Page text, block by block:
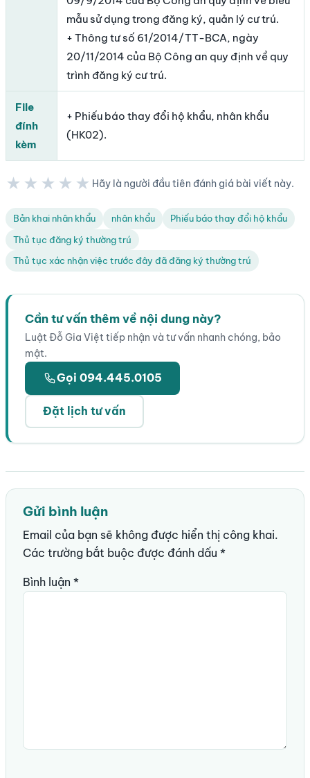
mẫu sử dụng trong đăng ký, quản lý cư trú.
+ Thông tư số 61/2014/TT-BCA, ngày
20/11/2014 của Bộ Công an quy định về quy
trình đăng ký cư trú.
File
đính
kèm
+ Phiếu báo thay đổi hộ khẩu, nhân khẩu
(HK02).
★★★★★ Hãy là người đầu tiên đánh giá bài viết này.
Bản khai nhân khẩu nhân khẩu
Phiếu báo thay đổi hộ khẩu
Thủ tục đăng ký thường trú
Thủ tục xác nhận việc trước đây đã đăng ký thường trú
Cần tư vấn thêm về nội dung này?
Luật Đỗ Gia Việt tiếp nhận và tư vấn nhanh chóng, bảo
mật.
Gọi 094.445.0105
Đặt lịch tư vấn
Gửi bình luận
Email của bạn sẽ không được hiển thị công khai.
Các trường bắt buộc được đánh dấu *
Bình luận *